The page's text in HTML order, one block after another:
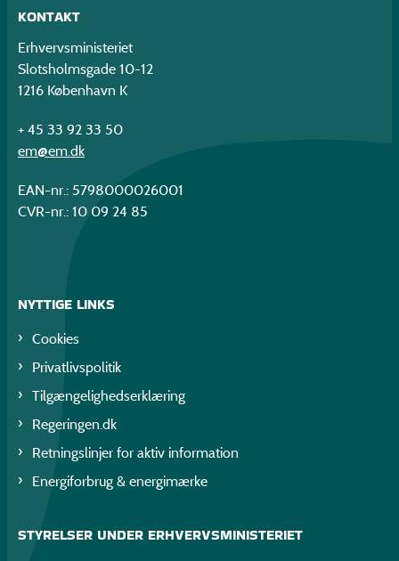
KONTAKT
Erhvervsministeriet
Slotsholmsgade 10-12
1216 København K
+ 45 33 92 33 50
em@em.dk
EAN-nr.: 5798000026001
CVR-nr.: 10 09 24 85
NYTTIGE LINKS
Cookies
Privatlivspolitik
Tilgængelighedserklæring
Regeringen.dk
Retningslinjer for aktiv information
Energiforbrug & energimærke
STYRELSER UNDER ERHVERVSMINISTERIET